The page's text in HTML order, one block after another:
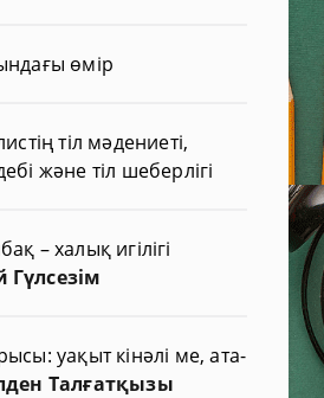
өмір
тіл мәдениеті,
және тіл шеберлігі
– халық игілігі
Гүлсезім
уақыт кінәлі ме, ата-
Талғатқызы